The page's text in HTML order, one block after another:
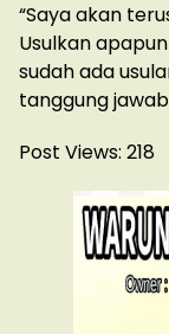
“Saya akan
Usulkan
sudah ada
tanggung
Post Views: 218